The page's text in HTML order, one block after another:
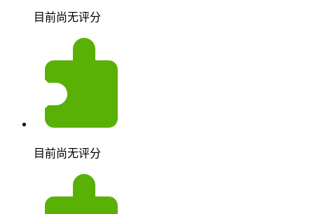
目前尚无评分
目前尚无评分